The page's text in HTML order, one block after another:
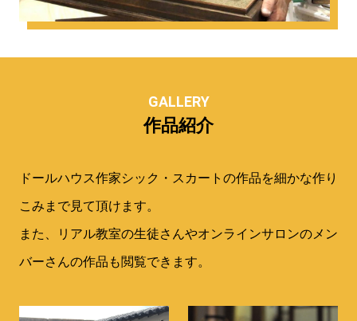
GALLERY
作品紹介
ドールハウス作家シック・スカートの作品を細かな作り
こみまで見て頂けます。
また、リアル教室の生徒さんやオンラインサロンのメン
バーさんの作品も閲覧できます。